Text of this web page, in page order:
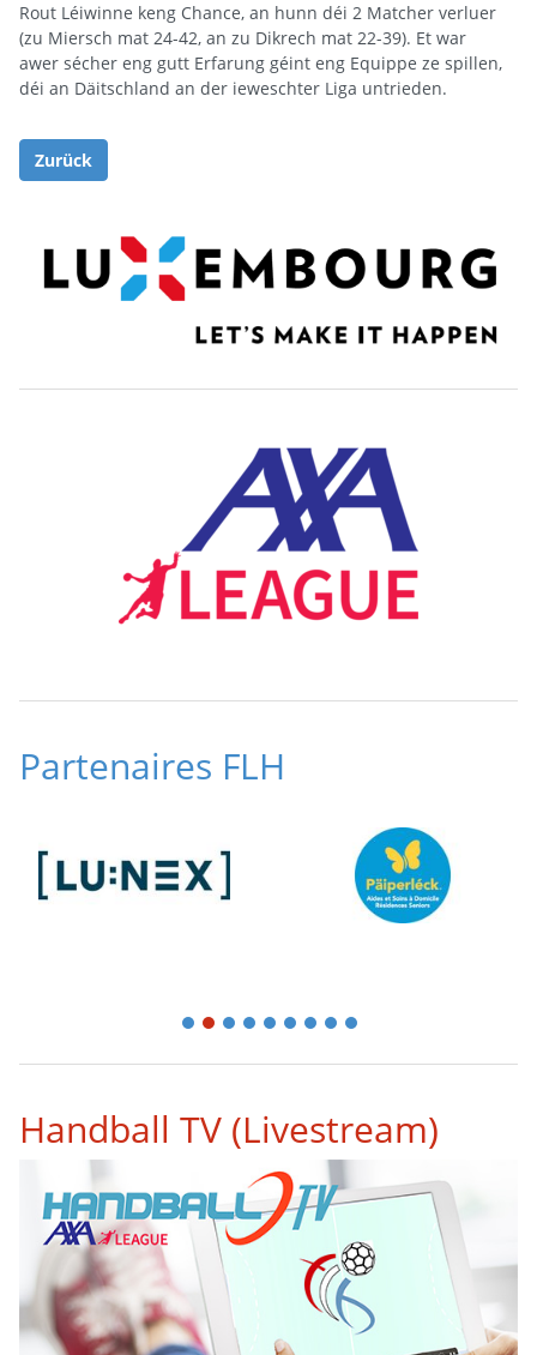
Rout Léiwinne keng Chance, an hunn déi 2 Matcher verluer
(zu Miersch mat 24-42, an zu Dikrech mat 22-39). Et war
awer sécher eng gutt Erfarung géint eng Equippe ze spillen,
déi an Däitschland an der ieweschter Liga untrieden.
Zurück
Partenaires FLH
1 2 3 4 5 6 7 8 9
Handball TV (Livestream)